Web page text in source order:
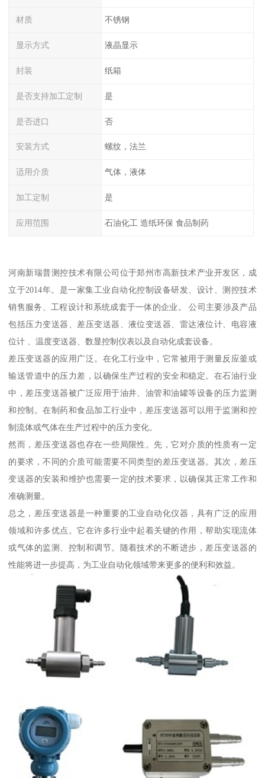
材质 不锈钢
显示方式 液晶显示
封装 纸箱
是否支持加工定制 是
是否进口 否
安装方式 螺纹，法兰
适用介质 气体，液体
加工定制 是
应用范围 石油化工 造纸环保 食品制药
河南新瑞普测控技术有限公司位于郑州市高新技术产业开发区，成
立于2014年。是一家集工业自动化控制设备研发、设计、测控技术
销售服务、工程设计和系统成套于一体的企业。 公司主要涉及产品
包括压力变送器、差压变送器、液位变送器、雷达液位计、电容液
位计 、温度变送器、数显控制仪表以及自动化成套设备。
差压变送器的应用广泛。在化工行业中，它常被用于测量反应釜或
输送管道中的压力差，以确保生产过程的安全和稳定。在石油行业
中，差压变送器被广泛应用于油井、油管和油罐等设备的压力监测
和控制。在制药和食品加工行业中，差压变送器可以用于监测和控
制流体或气体在生产过程中的压力变化。
然而，差压变送器也存在一些局限性。先，它对介质的性质有一定
的要求，不同的介质可能需要不同类型的差压变送器。其次，差压
变送器的安装和维护也需要一定的技术要求，以确保其正常工作和
准确测量。
总之，差压变送器是一种重要的工业自动化仪器，具有广泛的应用
领域和许多优点。它在许多行业中起着关键的作用，帮助实现流体
或气体的监测、控制和调节。随着技术的不断进步，差压变送器的
性能将进一步提高，为工业自动化领域带来更多的便利和效益。